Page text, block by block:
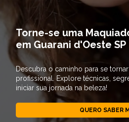
Torne-se uma
em Guarani d'Oeste SP
Descubra o caminho para se
profissional. Explore técnicas,
iniciar sua jornada na beleza!
QUERO SABER